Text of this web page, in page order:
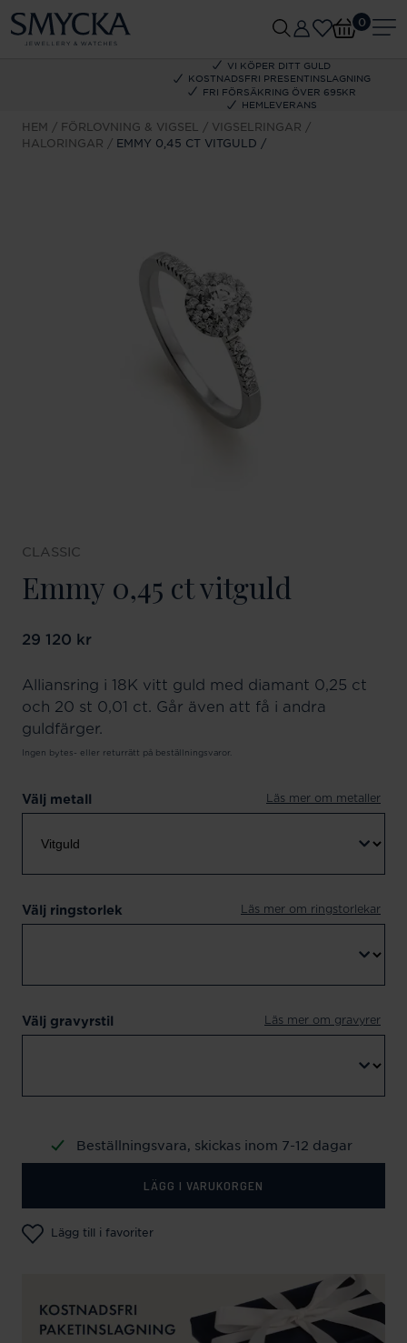
VI KÖPER DITT GULD
KOSTNADSFRI PRESENTINSLAGNING
FRI FÖRSÄKRING ÖVER 695KR
HEMLEVERANS
0
HEM FÖRLOVNING & VIGSEL
VIGSELRINGAR
HALORINGAR
EMMY 0,45 CT VITGULD
CLASSIC
Emmy 0,45 ct vitguld
Pris:29 120 kr
29 120 kr
Alliansring i 18K vitt guld med diamant 0,25 ct
och 20 st 0,01 ct. Går även att få i andra
guldfärger.
Ingen bytes- eller returrätt på beställningsvaror.
Välj metall Läs mer om metaller
Välj ringstorlek Läs mer om ringstorlekar
Välj gravyrstil Läs mer om gravyrer
Beställningsvara, skickas inom 7-12 dagar
LÄGG I VARUKORGEN
Lägg till i favoriter